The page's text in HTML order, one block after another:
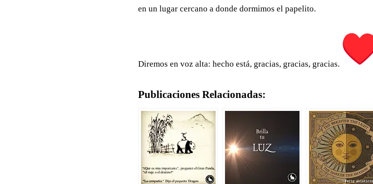
en un lugar cercano a donde dormimos el papelito.
Diremos en voz alta: hecho está, gracias, gracias, gracias.
Publicaciones Relacionadas: